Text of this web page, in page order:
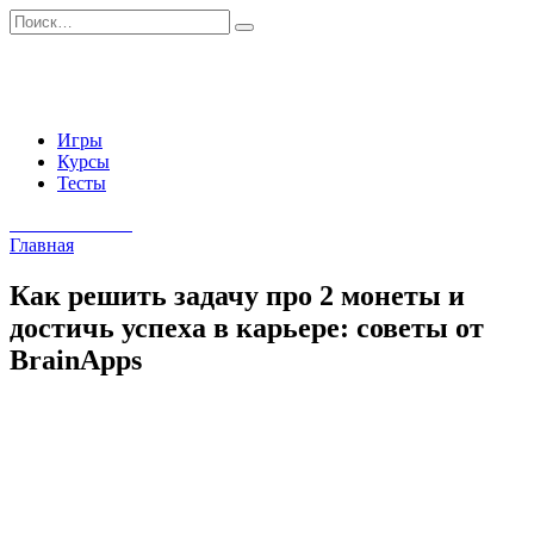
Перейти
к
Search
for:
Игры
Курсы
Тесты
Главная
Как решить задачу про 2 монеты и
достичь успеха в карьере: советы от
BrainApps